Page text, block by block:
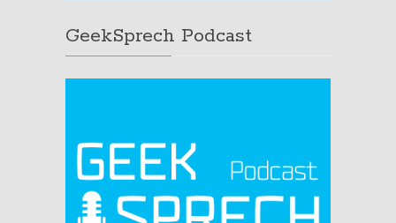
GeekSprech Podcast